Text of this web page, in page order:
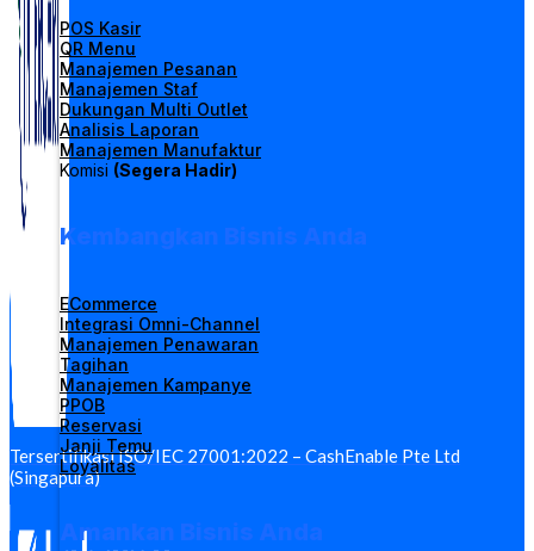
POS Kasir
QR Menu
Manajemen Pesanan
Manajemen Staf
Dukungan Multi Outlet
Analisis Laporan
Manajemen Manufaktur
Komisi (Segera Hadir)
Kembangkan Bisnis Anda
ECommerce
Integrasi Omni-Channel
Manajemen Penawaran
Tagihan
Manajemen Kampanye
PPOB
Reservasi
Janji Temu
Loyalitas
Amankan Bisnis Anda
Tersertifikasi ISO/IEC 27001:2022 – CashEnable Pte Ltd
(Singapura)